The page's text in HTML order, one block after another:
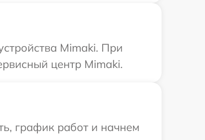
Mimaki. При
центр Mimaki.
график работ и начнем